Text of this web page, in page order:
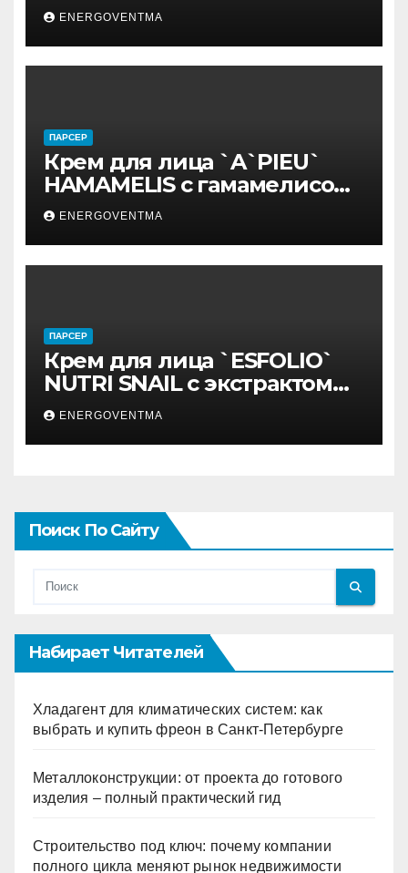
ENERGOVENTMA
ПАРСЕР
Крем для лица `A`PIEU`
HAMAMELIS с гамамелисом
50 мл
ENERGOVENTMA
ПАРСЕР
Крем для лица `ESFOLIO`
NUTRI SNAIL с экстрактом
муцина улитки 200 мл
ENERGOVENTMA
Поиск По Сайту
Набирает Читателей
Хладагент для климатических систем: как
выбрать и купить фреон в Санкт-Петербурге
Металлоконструкции: от проекта до готового
изделия – полный практический гид
Строительство под ключ: почему компании
полного цикла меняют рынок недвижимости